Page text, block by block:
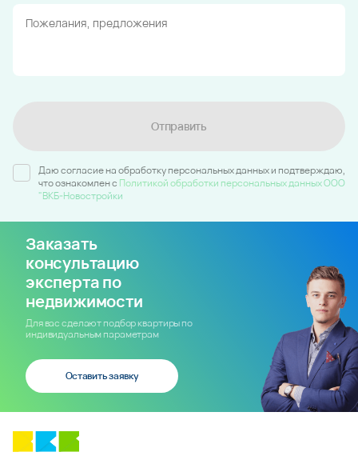
Отправить
Даю согласие на обработку персональных данных и подтверждаю,
что ознакомлен c Политикой обработки персональных данных ООО
"ВКБ-Новостройки
Заказать
консультацию
эксперта по
недвижимости
Для вас сделают подбор квартиры по
индивидуальным параметрам
Оставить заявку